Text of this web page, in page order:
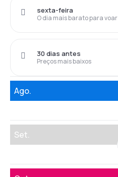
O dia mais barato para voar
sexta-feira
Preços mais baixos
30 dias antes
Ago.
Set.